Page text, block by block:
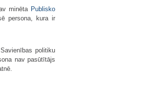
minēta Publisko
persona, kura ir
politiku
nav pasūtītājs